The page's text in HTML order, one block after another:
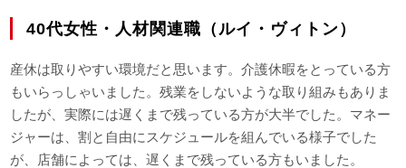
40代女性・人材関連職（ルイ・ヴィトン）
産休は取りやすい環境だと思います。介護休暇をとっている方
もいらっしゃいました。残業をしないような取り組みもありま
したが、実際には遅くまで残っている方が大半でした。マネー
ジャーは、割と自由にスケジュールを組んでいる様子でした
が、店舗によっては、遅くまで残っている方もいました。